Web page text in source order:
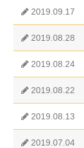
2019.09.17
2019.08.28
2019.08.24
2019.08.22
2019.08.13
2019.07.04